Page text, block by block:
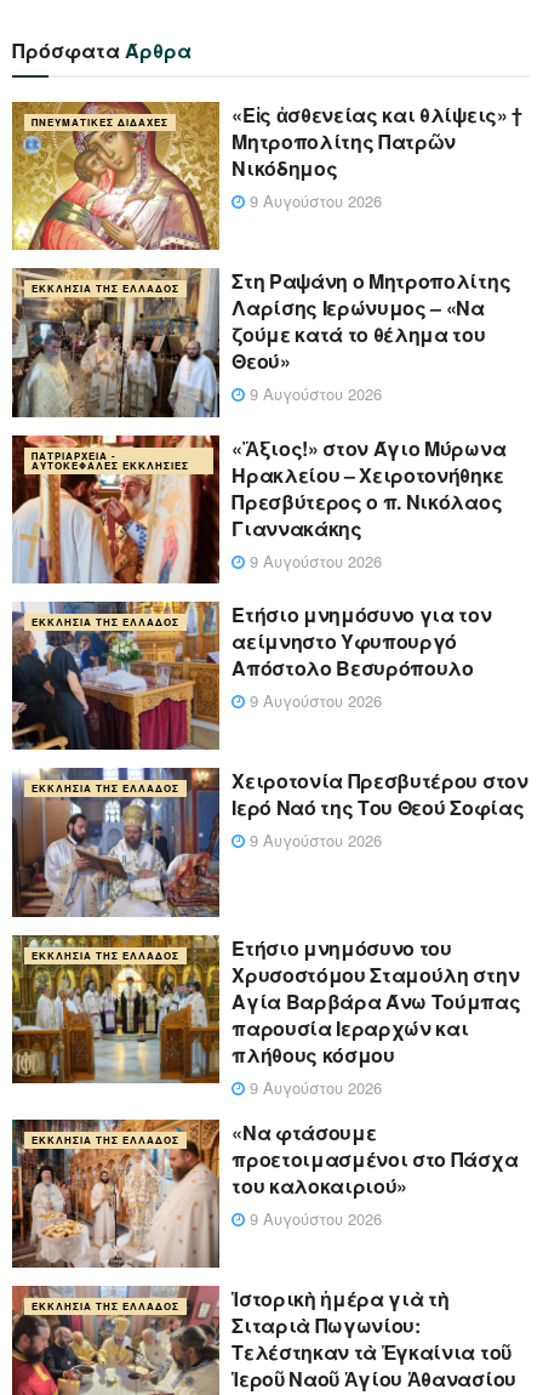
ΠρόσφαταΆρθρα
ΠΝΕΥΜΑΤΙΚΈΣ ΔΙΔΑΧΈΣ
«Eἰς ἀσθενείας και θλίψεις» †
Μητροπολίτης Πατρῶν
Νικόδημος
9 Αυγούστου 2026
ΕΚΚΛΗΣΊΑ ΤΗΣ ΕΛΛΆΔΟΣ
Στη Ραψάνη ο Μητροπολίτης
Λαρίσης Ιερώνυμος – «Να
ζούμε κατά το θέλημα του
Θεού»
9 Αυγούστου 2026
ΠΑΤΡΙΑΡΧΕΊΑ -
ΑΥΤΟΚΈΦΑΛΕΣ ΕΚΚΛΗΣΊΕΣ
«Ἄξιος!» στον Άγιο Μύρωνα
Ηρακλείου – Χειροτονήθηκε
Πρεσβύτερος ο π. Νικόλαος
Γιαννακάκης
9 Αυγούστου 2026
ΕΚΚΛΗΣΊΑ ΤΗΣ ΕΛΛΆΔΟΣ
Ετήσιο μνημόσυνο για τον
αείμνηστο Υφυπουργό
Απόστολο Βεσυρόπουλο
9 Αυγούστου 2026
ΕΚΚΛΗΣΊΑ ΤΗΣ ΕΛΛΆΔΟΣ
Χειροτονία Πρεσβυτέρου στον
Ιερό Ναό της Του Θεού Σοφίας
9 Αυγούστου 2026
ΕΚΚΛΗΣΊΑ ΤΗΣ ΕΛΛΆΔΟΣ
Ετήσιο μνημόσυνο του
Χρυσοστόμου Σταμούλη στην
Αγία Βαρβάρα Άνω Τούμπας
παρουσία Ιεραρχών και
πλήθους κόσμου
9 Αυγούστου 2026
ΕΚΚΛΗΣΊΑ ΤΗΣ ΕΛΛΆΔΟΣ
«Να φτάσουμε
προετοιμασμένοι στο Πάσχα
του καλοκαιριού»
9 Αυγούστου 2026
ΕΚΚΛΗΣΊΑ ΤΗΣ ΕΛΛΆΔΟΣ
Ἱστορικὴ ἡμέρα γιὰ τὴ
Σιταριὰ Πωγωνίου:
Τελέστηκαν τὰ Ἐγκαίνια τοῦ
Ἱεροῦ Ναοῦ Ἁγίου Ἀθανασίου